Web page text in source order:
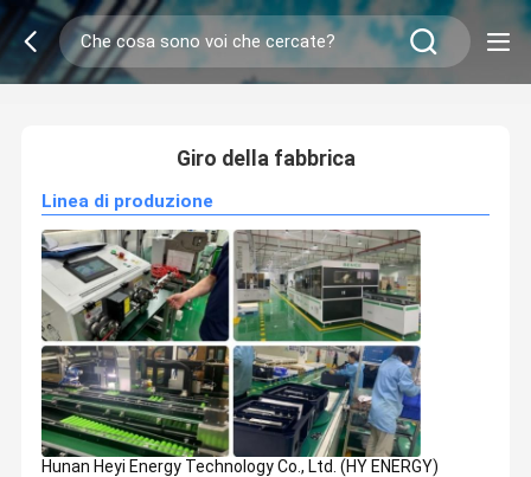
2/0
Giro della fabbrica
Linea di produzione
Hunan Heyi Energy Technology Co., Ltd. (HY ENERGY)